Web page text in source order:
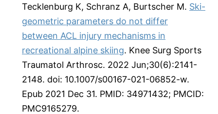
Tecklenburg K, Schranz A, Burtscher M. Ski-
geometric parameters do not differ
between ACL injury mechanisms in
recreational alpine skiing. Knee Surg Sports
Traumatol Arthrosc. 2022 Jun;30(6):2141-
2148. doi: 10.1007/s00167-021-06852-w.
Epub 2021 Dec 31. PMID: 34971432; PMCID:
PMC9165279.